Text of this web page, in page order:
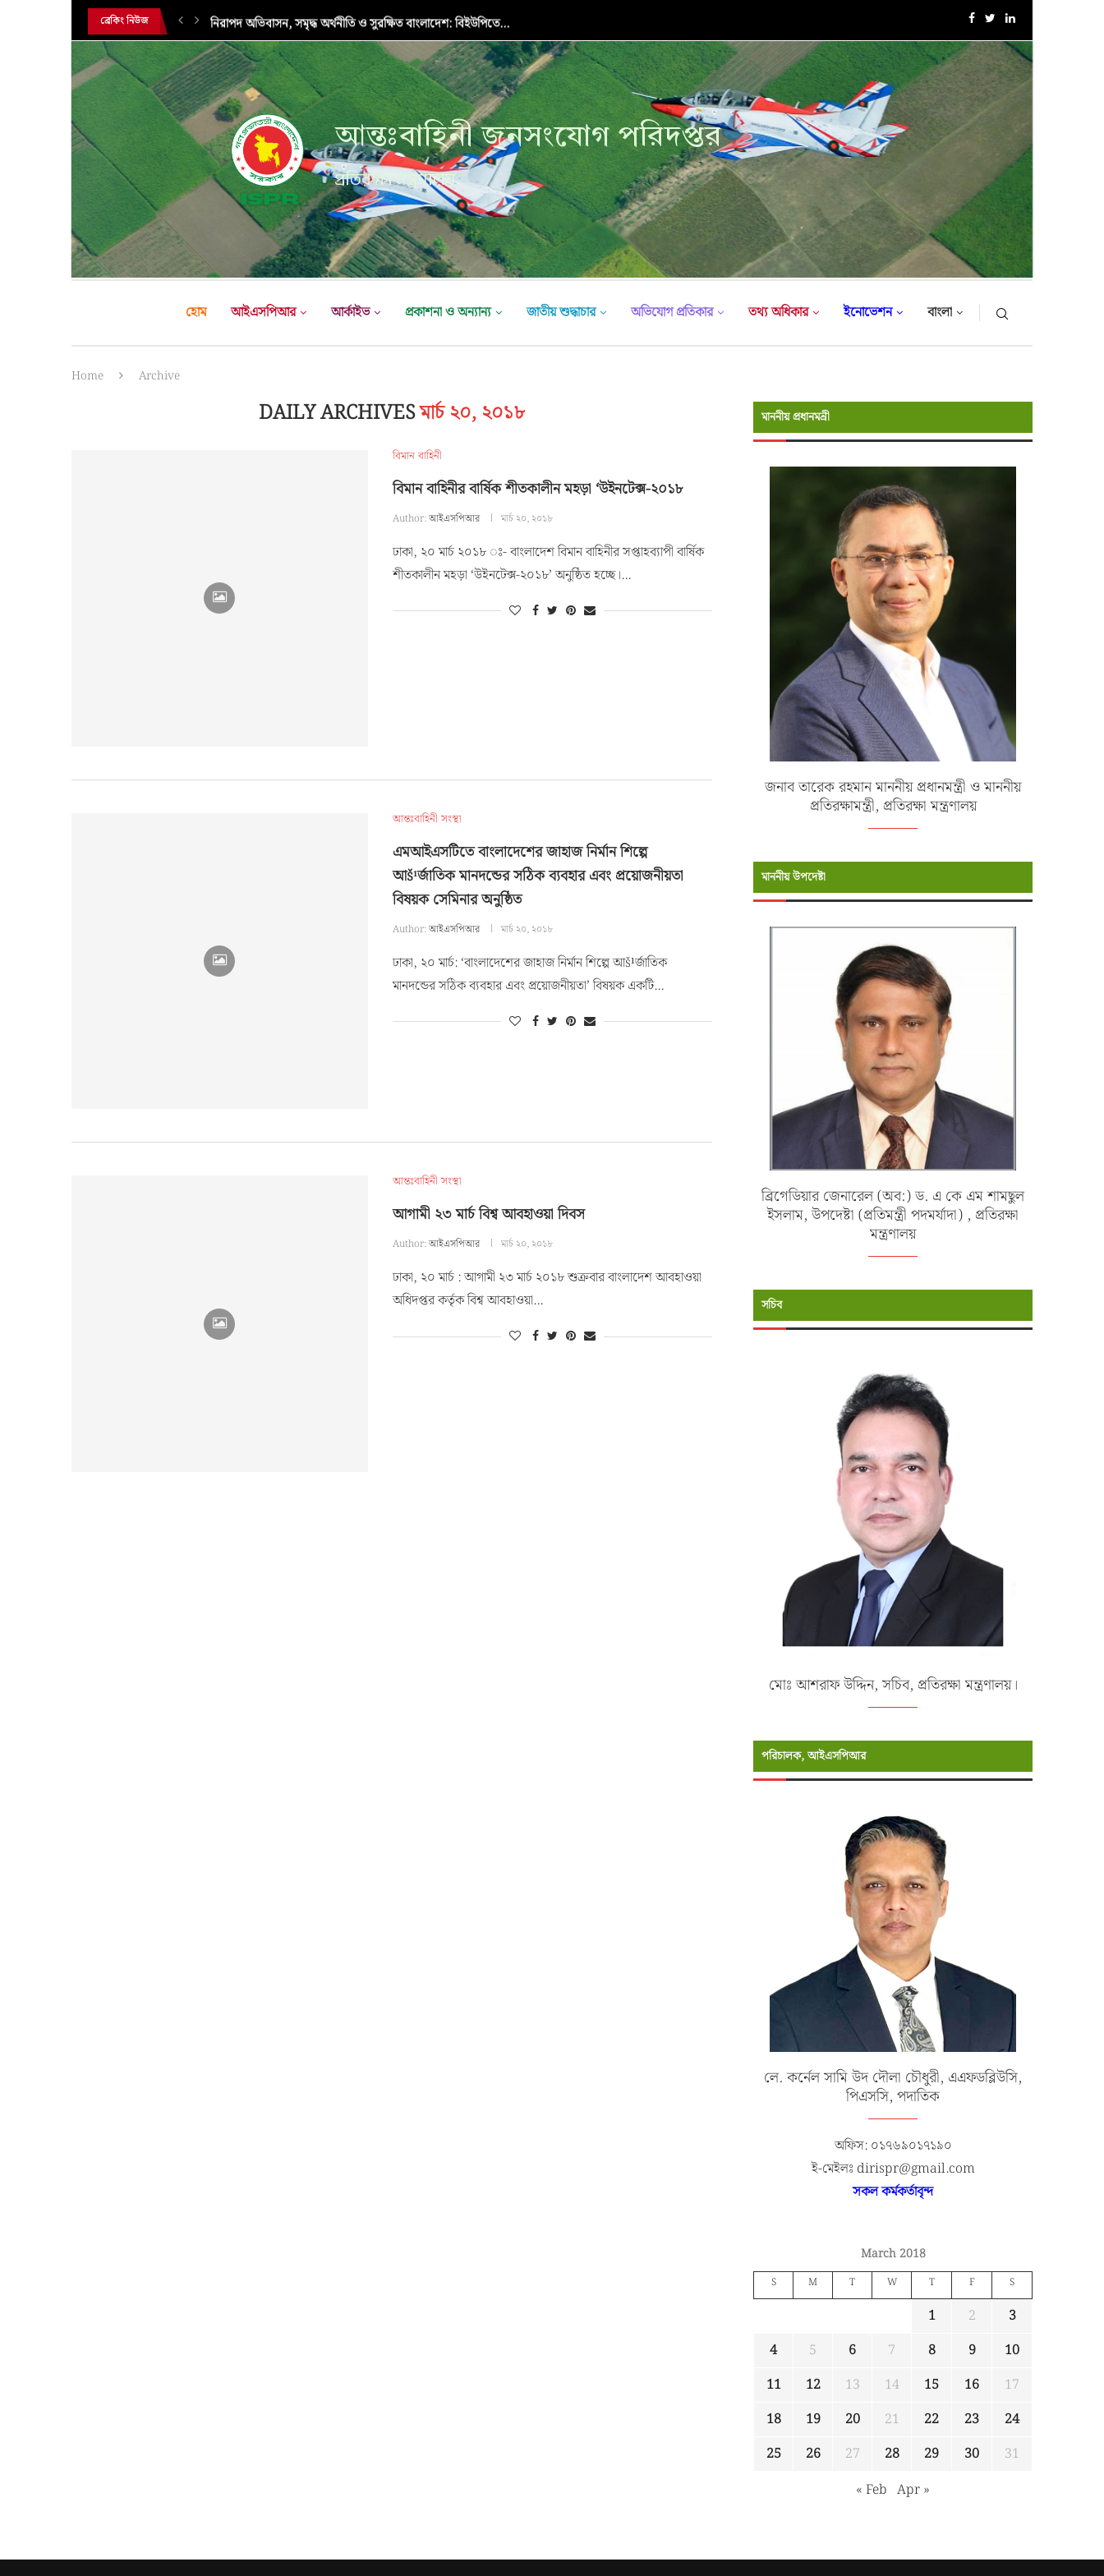
ব্রেকিং নিউজ নিরাপদ অভিবাসন, সমৃদ্ধ অর্থনীতি ও সুরক্ষিত বাংলাদেশ: বিইউপিতে... সেনাবাহিনী প্রধান কর্তৃক আর্মি ইন্টারন্যাশনাল ইসলামিক ইনস্টিটিউট
আন্তঃবাহিনী জনসংযোগ পরিদপ্তর
প্রতিরক্ষা মন্ত্রণালয়
হোম আইএসপিআর আর্কাইভ প্রকাশনা ও অন্যান্য জাতীয় শুদ্ধাচার অভিযোগ প্রতিকার তথ্য অধিকার ইনোভেশন বাংলা
Home Archive
DAILY ARCHIVESমার্চ ২০, ২০১৮
বিমান বাহিনী
বিমান বাহিনীর বার্ষিক শীতকালীন মহড়া ‘উইনটেক্স-২০১৮
Author:আইএসপিআর মার্চ ২০, ২০১৮
ঢাকা, ২০ মার্চ ২০১৮ ঃ- বাংলাদেশ বিমান বাহিনীর সপ্তাহব্যাপী বার্ষিক
শীতকালীন মহড়া ‘উইনটেক্স-২০১৮’ অনুষ্ঠিত হচ্ছে।…
আন্তঃবাহিনী সংস্থা
এমআইএসটিতে বাংলাদেশের জাহাজ নির্মান শিল্পে
আš¹র্জাতিক মানদন্ডের সঠিক ব্যবহার এবং প্রয়োজনীয়তা
বিষয়ক সেমিনার অনুষ্ঠিত
Author:আইএসপিআর মার্চ ২০, ২০১৮
ঢাকা, ২০ মার্চ: ‘বাংলাদেশের জাহাজ নির্মান শিল্পে আš¹র্জাতিক
মানদন্ডের সঠিক ব্যবহার এবং প্রয়োজনীয়তা’ বিষয়ক একটি…
আন্তঃবাহিনী সংস্থা
আগামী ২৩ মার্চ বিশ্ব আবহাওয়া দিবস
Author:আইএসপিআর মার্চ ২০, ২০১৮
ঢাকা, ২০ মার্চ : আগামী ২৩ মার্চ ২০১৮ শুক্রবার বাংলাদেশ আবহাওয়া
অধিদপ্তর কর্তৃক বিশ্ব আবহাওয়া…
মাননীয় প্রধানমন্রী
জনাব তারেক রহমান মাননীয় প্রধানমন্ত্রী ও মাননীয়
প্রতিরক্ষামন্ত্রী, প্রতিরক্ষা মন্ত্রণালয়
মাননীয় উপদেষ্টা
ব্রিগেডিয়ার জেনারেল (অব:) ড. এ কে এম শামছুল
ইসলাম, উপদেষ্টা (প্রতিমন্ত্রী পদমর্যাদা) , প্রতিরক্ষা
মন্ত্রণালয়
সচিব
মোঃ আশরাফ উদ্দিন, সচিব, প্রতিরক্ষা মন্ত্রণালয়।
পরিচালক, আইএসপিআর
লে. কর্নেল সামি উদ দৌলা চৌধুরী, এএফডব্লিউসি,
পিএসসি, পদাতিক
অফিস: ০১৭৬৯০১৭১৯০
ই-মেইলঃ dirispr@gmail.com
সকল কর্মকর্তাবৃন্দ
March 2018
S M T W T F S
1 2
3
4
5 6 7 8 9
10
11
12 13 14 15 16
17
18
19 20 21 22 23
24
25
26 27 28 29 30
31
« Feb Apr »